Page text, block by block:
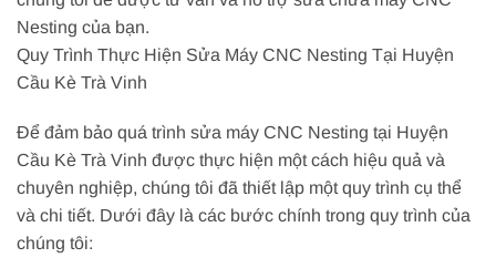
Nesting của bạn.
Quy Trình Thực Hiện Sửa Máy CNC Nesting Tại Huyện
Cầu Kè Trà Vinh
Để đảm bảo quá trình sửa máy CNC Nesting tại Huyện
Cầu Kè Trà Vinh được thực hiện một cách hiệu quả và
chuyên nghiệp, chúng tôi đã thiết lập một quy trình cụ thể
và chi tiết. Dưới đây là các bước chính trong quy trình của
chúng tôi: